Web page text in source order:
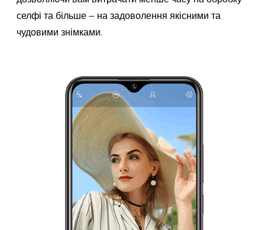
селфі та більше — на задоволення якісними та
чудовими знімками.